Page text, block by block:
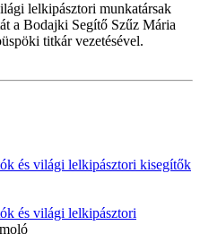
lelkipásztori munkatársak
a Bodajki Segítő Szűz Mária
titkár vezetésével.
és világi lelkipásztori kisegítők
és világi lelkipásztori